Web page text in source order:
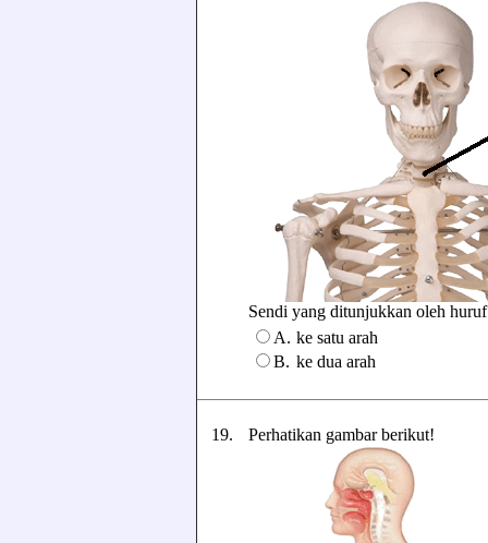
Sendi yang ditunjukkan oleh
A. ke satu arah
B. ke dua arah
19. Perhatikan gambar berikut!